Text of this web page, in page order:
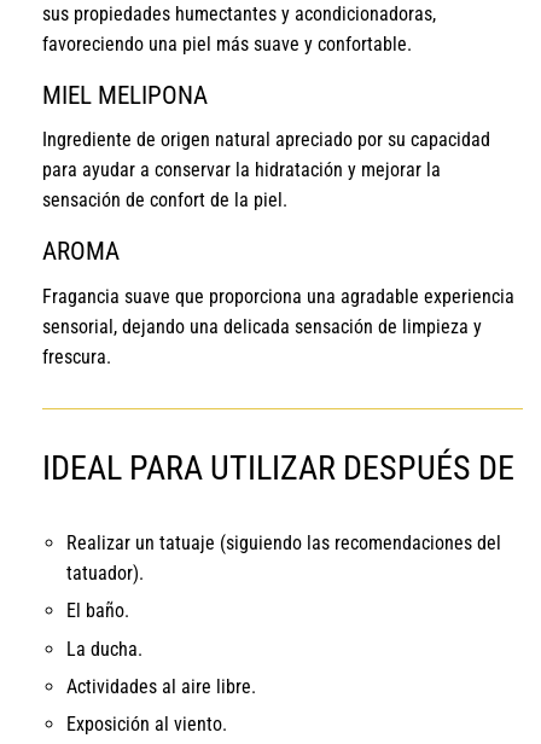
sus propiedades humectantes y acondicionadoras,
favoreciendo una piel más suave y confortable.
MIEL MELIPONA
Ingrediente de origen natural apreciado por su capacidad
para ayudar a conservar la hidratación y mejorar la
sensación de confort de la piel.
AROMA
Fragancia suave que proporciona una agradable experiencia
sensorial, dejando una delicada sensación de limpieza y
frescura.
IDEAL PARA UTILIZAR DESPUÉS DE
Realizar un tatuaje (siguiendo las recomendaciones del
tatuador).
El baño.
La ducha.
Actividades al aire libre.
Exposición al viento.